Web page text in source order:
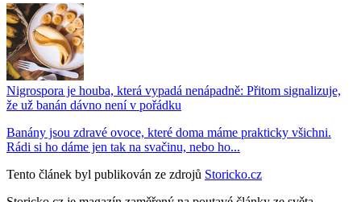
Nigrospora je houba, která vypadá nenápadně: Přitom signalizuje,
že už banán dávno není v pořádku
Banány jsou zdravé ovoce, které doma máme prakticky všichni.
Rádi si ho dáme jen tak na svačinu, nebo ho...
Tento článek byl publikován ze zdrojů Storicko.cz